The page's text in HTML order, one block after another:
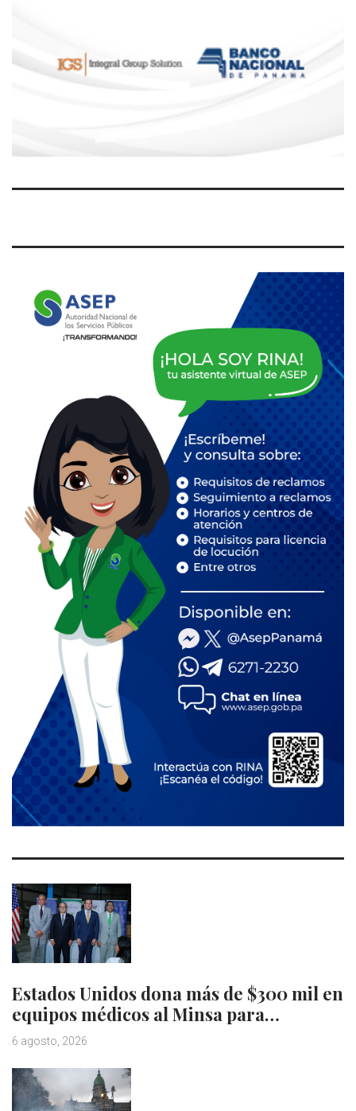
Estados Unidos dona más de $300 mil en
equipos médicos al Minsa para…
6 agosto, 2026